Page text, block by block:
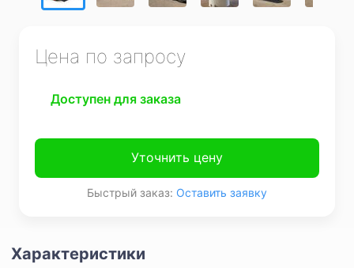
Цена по запросу
Доступен для заказа
Уточнить цену
Быстрый заказ: Оставить заявку